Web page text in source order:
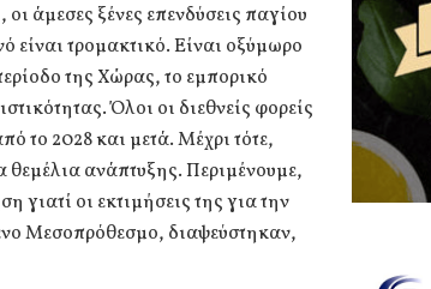
άμεσες ξένες επενδύσεις παγίου
είναι τρομακτικό. Είναι οξύμωρο
της Χώρας, το εμπορικό
Όλοι οι διεθνείς φορείς
το 2028 και μετά. Μέχρι τότε,
θεμέλια ανάπτυξης. Περιμένουμε,
γιατί οι εκτιμήσεις της για την
Μεσοπρόθεσμο, διαψεύστηκαν,